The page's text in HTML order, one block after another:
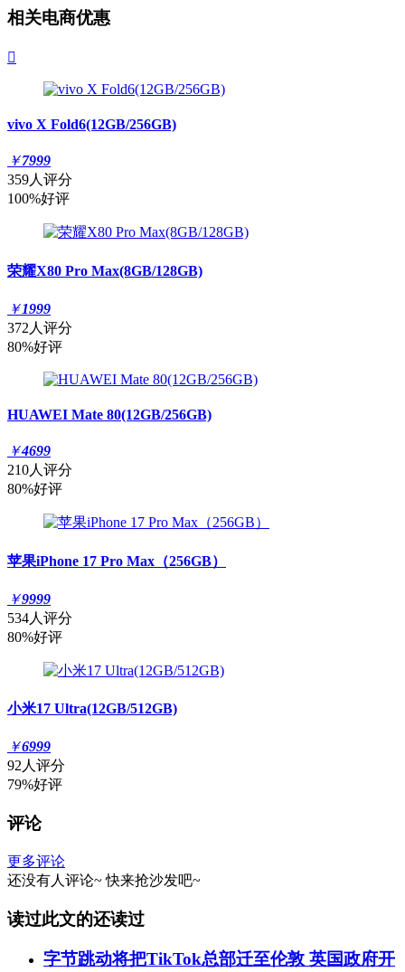
相关电商优惠

vivo X Fold6(12GB/256GB)
￥7999
359人评分
100%好评
荣耀X80 Pro Max(8GB/128GB)
￥1999
372人评分
80%好评
HUAWEI Mate 80(12GB/256GB)
￥4699
210人评分
80%好评
苹果iPhone 17 Pro Max（256GB）
￥9999
534人评分
80%好评
小米17 Ultra(12GB/512GB)
￥6999
92人评分
79%好评
评论
更多评论
还没有人评论~ 快来抢沙发吧~
读过此文的还读过
字节跳动将把TikTok总部迁至伦敦 英国政府开